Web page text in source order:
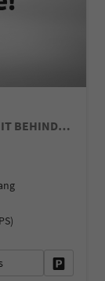
Selection *ANGEBOT FÜR MENSCHEN MIT BEHINDERUNG AB 50%! 1.0 TSI 115PS, Klimaanlage, Sitzheizung, Parksensoren hinten, LED-Scheinwerfer, Tempomat, Infotainment 8", Virtual Cockpit Nebelscheinwerfer, Dachreling